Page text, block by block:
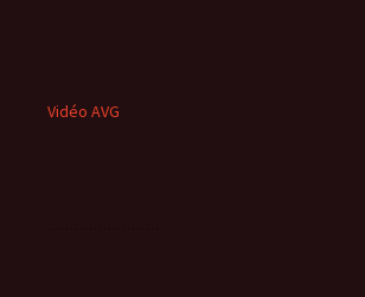
Vidéo AVG